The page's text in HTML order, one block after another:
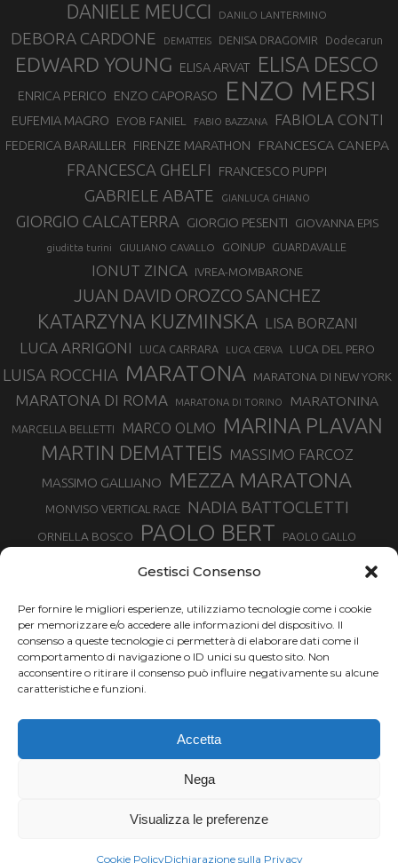
Gestisci Consenso
Per fornire le migliori esperienze, utilizziamo tecnologie come i cookie
per memorizzare e/o accedere alle informazioni del dispositivo. Il
consenso a queste tecnologie ci permetterà di elaborare dati come il
comportamento di navigazione o ID unici su questo sito. Non
acconsentire o ritirare il consenso può influire negativamente su alcune
caratteristiche e funzioni.
Accetta
Nega
Visualizza le preferenze
Cookie PolicyDichiarazione sulla Privacy
DANIELE MEUCCI DANILO LANTERMINO
DEBORA CARDONE DEMATTEIS DENISA DRAGOMIR Dodecarun
EDWARD YOUNG ELISA ARVAT ELISA DESCO
ENRICA PERICO ENZO CAPORASO ENZO MERSI
EUFEMIA MAGRO EYOB FANIEL FABIO BAZZANA FABIOLA CONTI
FEDERICA BARAILLER FIRENZE MARATHON FRANCESCA CANEPA
FRANCESCA GHELFI FRANCESCO PUPPI
GABRIELE ABATE GIANLUCA GHIANO
GIORGIO CALCATERRA GIORGIO PESENTI GIOVANNA EPIS
giuditta turini GIULIANO CAVALLO GOINUP GUARDAVALLE
IONUT ZINCA IVREA-MOMBARONE
JUAN DAVID OROZCO SANCHEZ
KATARZYNA KUZMINSKA LISA BORZANI
LUCA ARRIGONI LUCA CARRARA LUCA CERVA LUCA DEL PERO
LUISA ROCCHIA MARATONA MARATONA DI NEW YORK
MARATONA DI ROMA MARATONA DI TORINO MARATONINA
MARCELLA BELLETTI MARCO OLMO MARINA PLAVAN
MARTIN DEMATTEIS MASSIMO FARCOZ
MASSIMO GALLIANO MEZZA MARATONA
MONVISO VERTICAL RACE NADIA BATTOCLETTI
ORNELLA BOSCO PAOLO BERT PAOLO GALLO
SILVIA SERAFINI SONIA GLAREY TAVAGNASCO TOR DES GEANTS
TOUR MONVISO TRAIL TRAIL MONTE CASTO TROFEO KIMA
TURIN MARATHON URBAN ZEMMER VAL DI FASSA RUNNING
VALENTINA BELOTTI
VENICE MARATHON
XAVIER CHEVRIER
YEMAN CRIPPA
Chi siamo | Termini d'uso | Privacy |